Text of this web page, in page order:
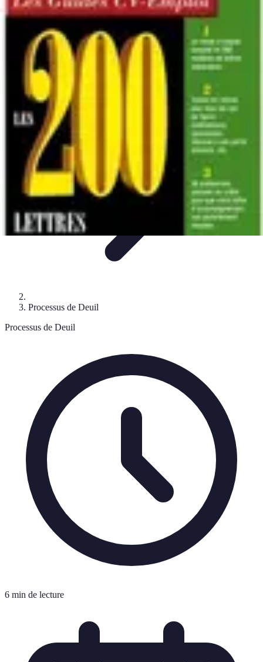
Accompagnement Funéraire
Accompagnement FunéraireChoix de l'accompagnementChoix et
Conseils PratiquesÉvaluation des Services
Accompagnement Funéraire
Processus de Deuil
Processus de Deuil
6 min de lecture